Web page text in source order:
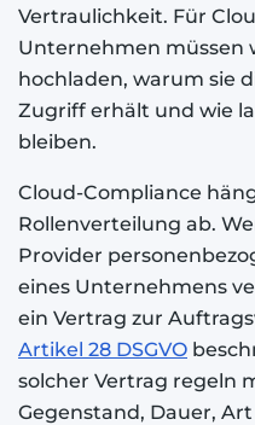
Vertraulichkeit. Für
Unternehmen müssen
hochladen, warum sie
Zugriff erhält und wie
bleiben.
Cloud-Compliance
Rollenverteilung ab.
Provider
eines Unternehmens
ein Vertrag zur
Artikel 28 DSGVO
solcher Vertrag regeln
Gegenstand, Dauer,